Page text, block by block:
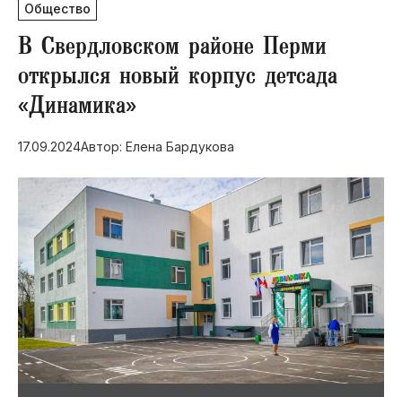
Молодежная столица РФ
СВО
Выборы в Пермском крае
Социальная поддержка
Инфраструктура
Благоустройство
Общество
В Свердловском районе Перми
открылся новый корпус детсада
«Динамика»
17.09.2024Автор: Елена Бардукова